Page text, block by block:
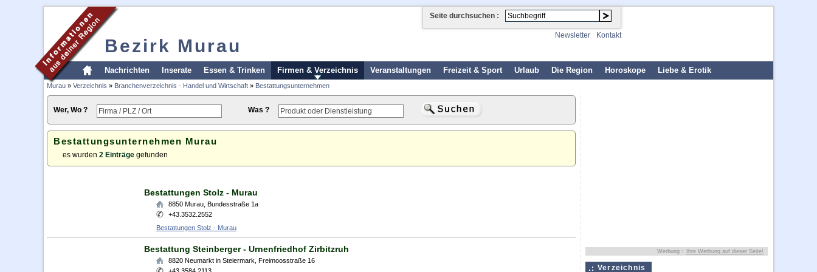
Bezirk Murau
Seite durchsuchen :
Newsletter Kontakt
Nachrichten Inserate Essen & Trinken Firmen & Verzeichnis Veranstaltungen Freizeit & Sport Urlaub Die Region Horoskope Liebe & Erotik
Murau » Verzeichnis » Branchenverzeichnis - Handel und Wirtschaft » Bestattungsunternehmen
Wer, Wo ? Was ?
Bestattungsunternehmen Murau
es wurden 2 Einträge gefunden
Bestattungen Stolz - Murau
8850 Murau Bundesstraße 1a
+43.3532.2552
Bestattungen Stolz - Murau
Bestattung Steinberger - Urnenfriedhof Zirbitzruh
8820 Neumarkt in Steiermark Freimoosstraße 16
Werbung : Ihre Werbung auf dieser Seite!
Verzeichnis